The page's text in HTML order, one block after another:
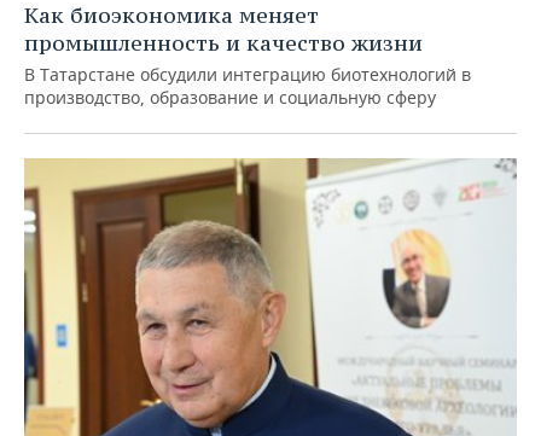
Как биоэкономика меняет
промышленность и качество жизни
В Татарстане обсудили интеграцию биотехнологий в
производство, образование и социальную сферу